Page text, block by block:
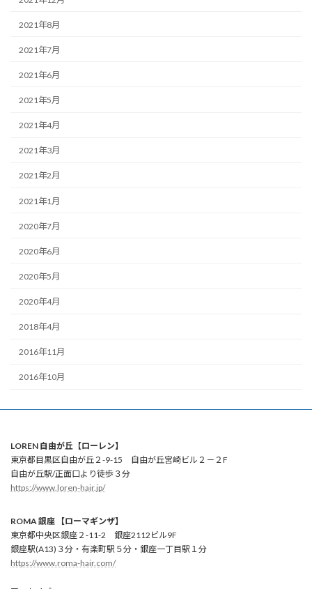
2021年8月
2021年7月
2021年6月
2021年5月
2021年4月
2021年3月
2021年2月
2021年1月
2020年7月
2020年6月
2020年5月
2020年4月
2018年4月
2016年11月
2016年10月
LOREN 自由が丘【ローレン】
東京都目黒区自由が丘２-9-15 自由が丘宮崎ビル２－２F
自由が丘駅/正面口より徒歩３分
https://www.loren-hair.jp/
ROMA 銀座 【ローマギンザ】
東京都中央区銀座２-11-2 銀座2112ビル9F
銀座駅(A13)３分・有楽町駅５分・銀座一丁目駅１分
https://www.roma-hair.com/